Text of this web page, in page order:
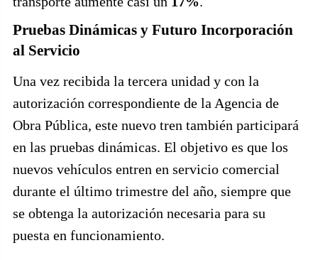
Pruebas Dinámicas y Futuro Incorporación
al Servicio
Una vez recibida la tercera unidad y con la
autorización correspondiente de la Agencia de
Obra Pública, este nuevo tren también participará
en las pruebas dinámicas. El objetivo es que los
nuevos vehículos entren en servicio comercial
durante el último trimestre del año, siempre que
se obtenga la autorización necesaria para su
puesta en funcionamiento.